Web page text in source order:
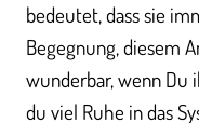
bedeutet, dass sie
Begegnung, diesem
wunderbar, wenn Du
du viel Ruhe in das